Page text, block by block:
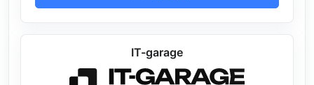
IT-garage